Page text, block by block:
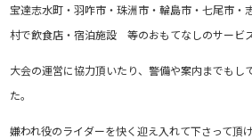
宝達志水町・羽咋市・珠洲市・輪島市・七尾市
村で飲食店・宿泊施設 等のおもてなしのサービ
大会の運営に協力頂いたり、警備や案内までもし
た。
嫌われ役のライダーを快く迎え入れて下さって頂